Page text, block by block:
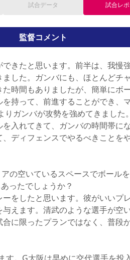
試合データ 試合レ
監督コメント
できたと思います。前半は、我慢
した。ガンバにも、ほとんどチ
時間もありましたが、簡単にボ
持って、前進することができ、
ガンバが攻勢を強めてきました
入れてきて、ガンバの時間帯に
ディフェンスでやるべきことを
の空いているスペースでボール
ったでしょうか？
をしたと思います。彼がいいプ
えます。清武のような選手が空
に限ったプランではなく、普段